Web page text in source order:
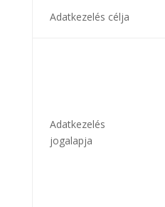
Adatkezelés célja
Adatkezelés
jogalapja